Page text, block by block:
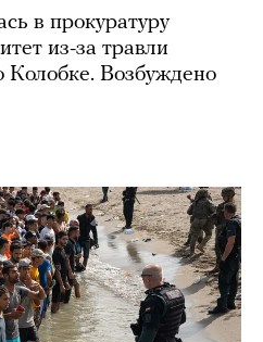
в прокуратуру
из-за травли
Колобке. Возбуждено